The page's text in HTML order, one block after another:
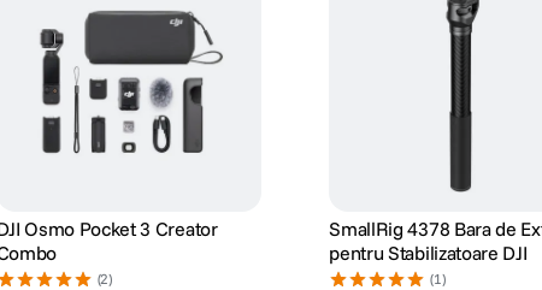
Osmo Pocket 3 Creator
(2)
SmallRig 4378 Bara de
pentru Stabilizatoare DJI
(1)